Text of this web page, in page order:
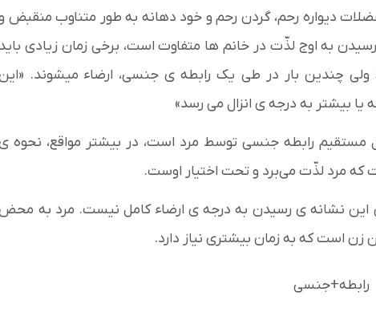
ماهیچه و عضلات دیواره رحم، گردن رحم و خود دهانه به طور متناوب منقبض
به اوج لذّت در خانم ها متفاوت است، برخی زمان زیادی
ولی چندین بار در طی یک رابطه ی جنسی، ارضاء میشوند.
بیشتر به درجه ی انزال می رسد»
مستقیم رابطه جنسی توسط مرد است، در بیشتر مواقع، نحوه
که مرد لذّت می‌برد و تحت اختیار اوست.
این نشانه ی رسیدن به درجه ی ارضاء کامل نیست. مرد به
زن است که به زمان بیشتری نیاز دارد.